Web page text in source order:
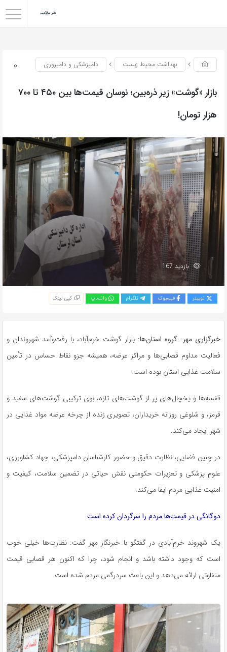
0 بهداشت محیط زیست دامپزشکی و دامپروری
بازار «گوشت» زیر ذره‌بین؛ نوسان قیمت‌ها بین ۴۵۰ تا ۷۰۰
هزار تومان!
بازدید 167
توییتر فیسبوک تلگرام واتساپ کپی لینک
خبرگزاری مهر- گروه استان‌ها: بازار گوشت خرم‌آباد، با رفت‌وآمد شهروندان و
فعالیت مداوم قصابی‌ها و مراکز عرضه، همیشه جزو نقاط حساس در تأمین
سلامت غذایی استان بوده است.
قفسه‌ها و یخچال‌های پر از گوشت‌های تازه، بوی ترکیبی گوشت‌های سفید و
قرمز، و شلوغی روزانه خریداران، تصویری زنده از چرخه عرضه مواد غذایی در
شهر ایجاد می‌کند.
در چنین فضایی، نظارت دقیق و حضور کارشناسان دامپزشکی، جهاد کشاورزی،
علوم پزشکی و تعزیرات حکومتی نقش حیاتی در تضمین سلامت، کیفیت و
امنیت غذایی مردم ایفا می‌کند.
دوگانگی در قیمت‌ها مردم را سرگردان کرده است
یک شهروند خرم‌آبادی در گفتگو با خبرنگار مهر گفت: نظارت‌ها خیلی خوب
است که وجود داشته باشد و انجام شود، چرا که اکنون هر قصابی قیمت
متفاوتی ارائه می‌دهد و این باعث سردرگمی مردم شده است.